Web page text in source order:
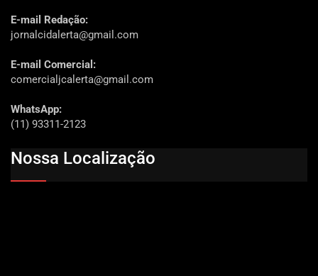
E-mail Redação:
jornalcidalerta@gmail.com
E-mail Comercial:
comercialjcalerta@gmail.com
WhatsApp:
(11) 93311-2123
Nossa Localização